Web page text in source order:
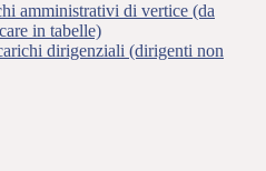
amministrativi di vertice (da
in tabelle)
dirigenziali (dirigenti non